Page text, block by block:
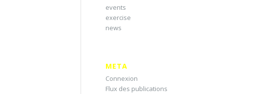
events
exercise
news
META
Connexion
Flux des publications